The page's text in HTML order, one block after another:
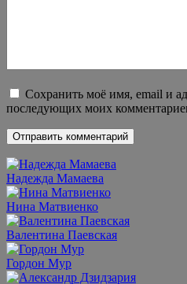
Сохранить моё имя, email и
последующих моих
Надежда Мамаева
Нина Матвиенко
Валентина Паевская
Гордон Мур